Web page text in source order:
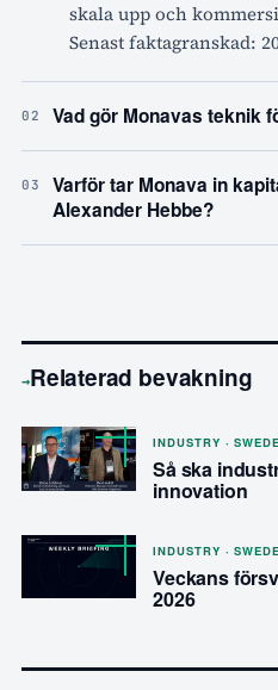
skala upp och
Senast faktagranskad:
02 Vad gör Monavas teknik
03
Varför tar Monava in
Alexander Hebbe?
→Relaterad bevakning
INDUSTRY ·
Så ska
innovation
INDUSTRY ·
Veckans
2026